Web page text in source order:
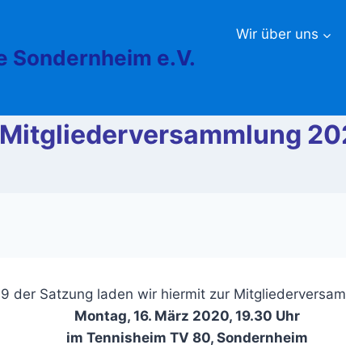
Sondernheim e.V.
Wir über uns
Mitgliederversammlung
der Satzung laden wir hiermit zur
Montag, 16. März 2020, 19.30 Uhr
im Tennisheim TV 80, Sondernheim